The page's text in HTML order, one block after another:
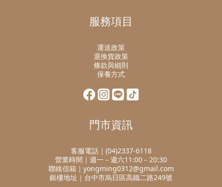
服務項目
運送政策
退換貨政策
條款與細則
保養方式
門市資訊
客服電話｜(04)2337-6118
營業時間｜週一－週六11:00－20:30
聯絡信箱｜yongming0312@gmail.com
銀樓地址｜台中市烏日區高鐵二路249號